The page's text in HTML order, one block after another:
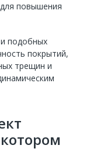
повышения
подобных
покрытий,
трещин и